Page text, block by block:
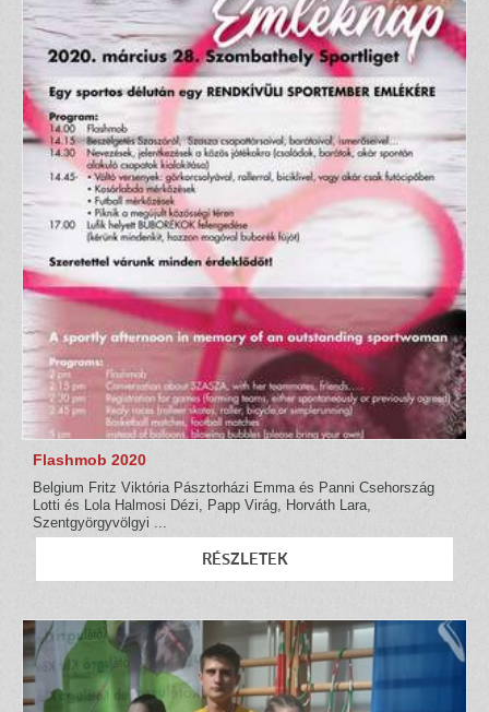
Flashmob 2020
Belgium Fritz Viktória Pásztorházi Emma és Panni Csehország
Lotti és Lola Halmosi Dézi, Papp Virág, Horváth Lara,
Szentgyörgyvölgyi ...
RÉSZLETEK